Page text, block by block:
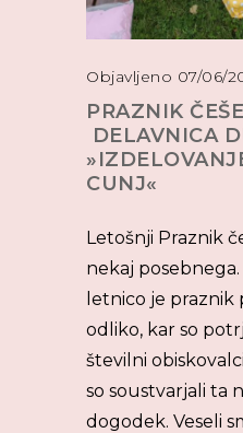
Objavljeno 07/06/
PRAZNIK
DELAVNICA
CUNJ«
Letošnji Praznik
nekaj posebnega.
letnico je praznik
odliko, kar so
številni
so soustvarjali ta
dogodek. Veseli